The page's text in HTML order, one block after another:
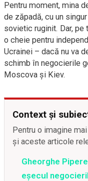
Pentru moment, mina
de zăpadă, cu un
sovietic ruginit. Dar, pe
o cheie pentru
Ucrainei – dacă nu va
schimb în negocierile
Moscova și Kiev.
Context și
Pentru o imagine
și aceste articole
Gheorghe
eșecul